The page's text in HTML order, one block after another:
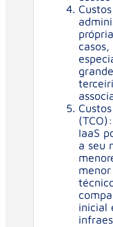
IaaS
a seu
menor
inicial